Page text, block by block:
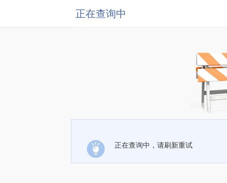
正在查询中
正在查询中，请刷新重试